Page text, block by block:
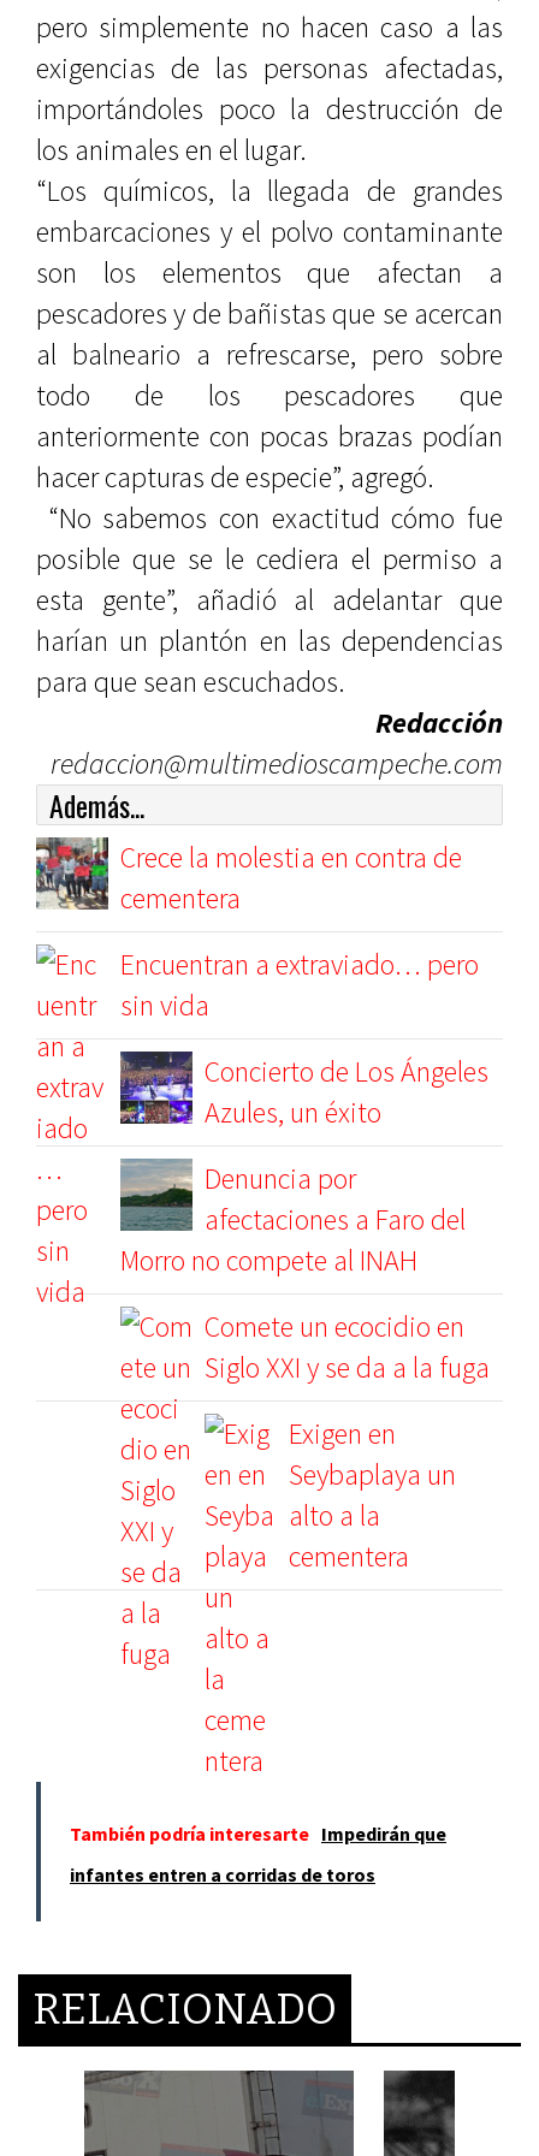
pero simplemente no hacen caso a las
exigencias de las personas afectadas,
importándoles poco la destrucción de
los animales en el lugar.
“Los químicos, la llegada de grandes
embarcaciones y el polvo contaminante
son los elementos que afectan a
pescadores y de bañistas que se acercan
al balneario a refrescarse, pero sobre
todo de los pescadores que
anteriormente con pocas brazas podían
hacer capturas de especie”, agregó.
“No sabemos con exactitud cómo fue
posible que se le cediera el permiso a
esta gente”, añadió al adelantar que
harían un plantón en las dependencias
para que sean escuchados.
Redacción
redaccion@multimedioscampeche.com
Además...
Crece la molestia en contra de
cementera
Encuentran a extraviado… pero
sin vida
Concierto de Los Ángeles
Azules, un éxito
Denuncia por
afectaciones a Faro del
Morro no compete al INAH
Comete un ecocidio en
Siglo XXI y se da a la fuga
Exigen en
Seybaplaya un
alto a la
cementera
También podría interesarte Impedirán que
infantes entren a corridas de toros
RELACIONADO